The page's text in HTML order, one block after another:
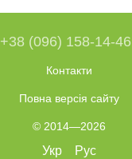
+38 (096) 158-14-46
Контакти
Повна версія сайту
© 2014—2026
Укр Рус